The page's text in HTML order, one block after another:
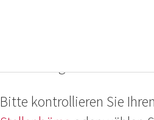
Bitte kontrollieren Sie